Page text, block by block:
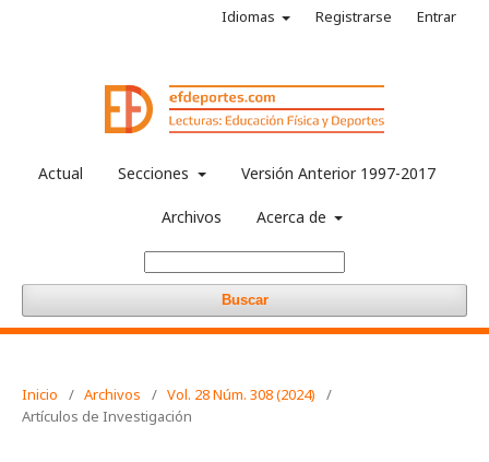
Actual Secciones Versión Anterior 1997-2017
Archivos Acerca de
Buscar
Idiomas Registrarse Entrar
Inicio / Archivos / Vol. 28 Núm. 308 (2024)
/
Artículos de Investigación